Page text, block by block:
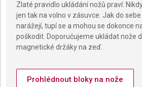
Zlaté pravidlo ukládání nožů praví:
jen tak na volno v zásuvce. Jak do
narážejí, tupí se a mohou se dokonce
poškodit. Doporučujeme ukládat nože
magnetické držáky na zeď.
Prohlédnout bloky na nože